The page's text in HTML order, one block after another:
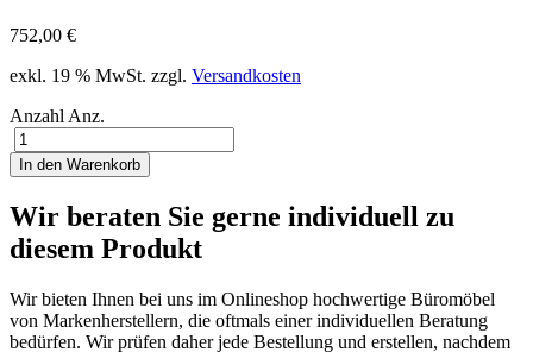
752,00 €
exkl. 19 % MwSt. zzgl. Versandkosten
Anzahl Anz.
In den Warenkorb
Wir beraten Sie gerne individuell zu
diesem Produkt
Wir bieten Ihnen bei uns im Onlineshop hochwertige Büromöbel
von Markenherstellern, die oftmals einer individuellen Beratung
bedürfen. Wir prüfen daher jede Bestellung und erstellen, nachdem